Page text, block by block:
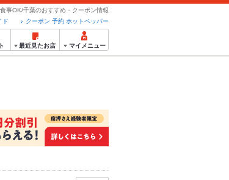
事OK/千葉のおすすめ・クーポン情報
クーポン 予約 ホットペッパー
ド
最近見たお店 マイメニュー